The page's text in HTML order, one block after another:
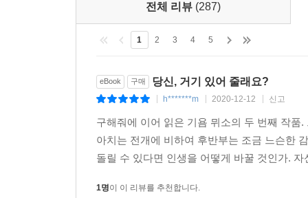
현재를 넘나들며 뒤얽힌 운명의 실타래를 풀어가
[마리 끌레르(Marie-Claire)]
[르 빠리지엥(Le Parisien)]
기욤 뮈소는 3년 전 문단에 혜성처럼 등장했다.
가지 요소를 훌륭하게 결합해 그만의 독특한 러브
이 정감 넘치는 두 남자의 대면은 너무도 매력적
전체 리뷰 (287)
1 2 3 4 5
eBook 구매 당신, 거기 있어 줄래요?
h*******m 2020-12-12 신고
구해줘에 이어 읽은 기욤 뮈소의 두 번째 작
아치는 전개에 비하여 후반부는 조금 느슨한
돌릴 수 있다면 인생을 어떻게 바꿀 것인가.
1명이 이 리뷰를 추천합니다.